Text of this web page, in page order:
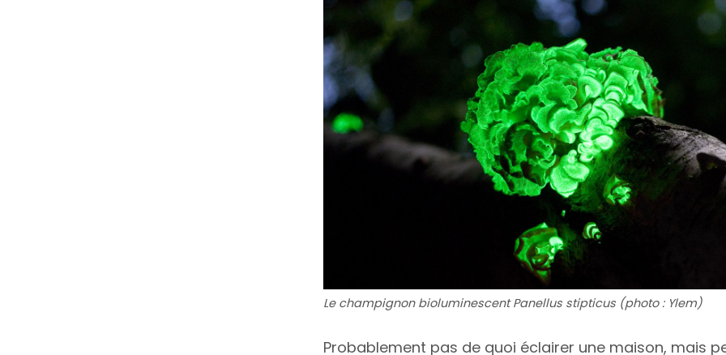
Le champignon bioluminescent Panellus stipticus (photo : Ylem)
Probablement pas de quoi éclairer une maison, mais